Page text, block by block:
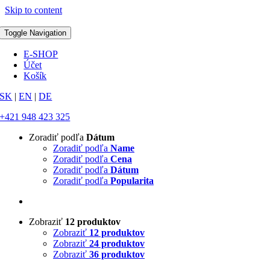
Skip to content
Toggle Navigation
E-SHOP
Účet
Košík
SK |EN |DE
+421 948 423 325
Zoradiť podľa Dátum
Zoradiť podľa Name
Zoradiť podľa Cena
Zoradiť podľa Dátum
Zoradiť podľa Popularita
Zobraziť 12 produktov
Zobraziť 12 produktov
Zobraziť 24 produktov
Zobraziť 36 produktov